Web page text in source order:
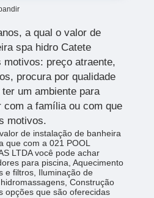
a qual o valor de
spa hidro Catete
preço atraente,
procura por qualidade
um ambiente para
com a família ou com que
motivos.
de instalação de banheira
que com a 021 POOL
LTDA você pode achar
para piscina, Aquecimento
e filtros, Iluminação de
Construção
opções que são oferecidas